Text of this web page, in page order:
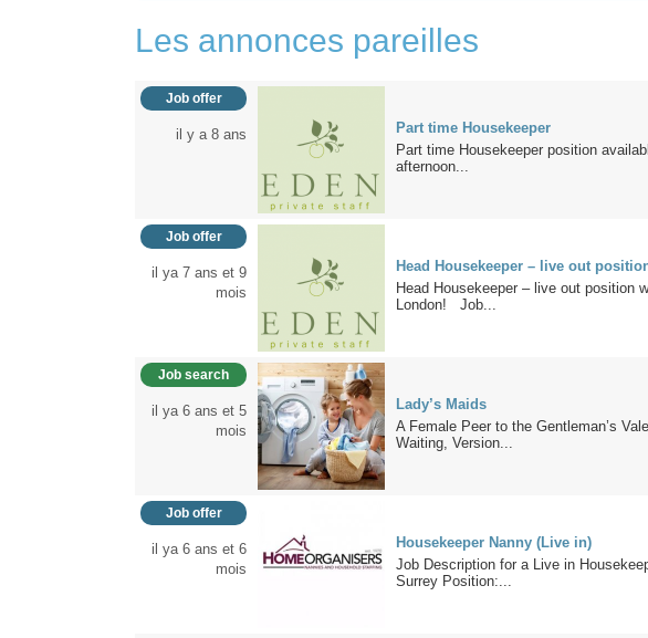
Les annonces pareilles
Job offer
il y a 8 ans
Part time Housekeeper
Part time Housekeeper position
afternoon...
Job offer
il ya 7 ans et 9
mois
Head Housekeeper – live out
Head Housekeeper – live out position
London! Job...
Job search
il ya 6 ans et 5
mois
Lady’s Maids
A Female Peer to the Gentleman’s
Waiting, Version...
Job offer
il ya 6 ans et 6
mois
Housekeeper Nanny (Live in)
Job Description for a Live in
Surrey Position:...